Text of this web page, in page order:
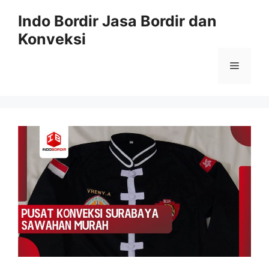
Indo Bordir Jasa Bordir dan
Konveksi
Menu